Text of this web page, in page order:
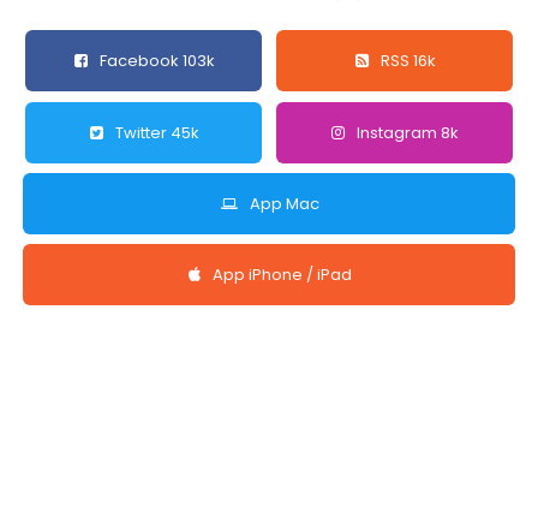
Facebook 103k RSS 16k
Twitter 45k Instagram 8k
App Mac
App iPhone / iPad